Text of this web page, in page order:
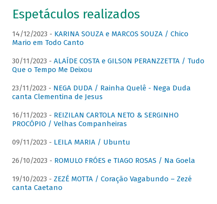
Espetáculos realizados
14/12/2023 - KARINA SOUZA e MARCOS SOUZA / Chico
Mario em Todo Canto
30/11/2023 - ALAÍDE COSTA e GILSON PERANZZETTA / Tudo
Que o Tempo Me Deixou
23/11/2023 - NEGA DUDA / Rainha Quelê - Nega Duda
canta Clementina de Jesus
16/11/2023 - REIZILAN CARTOLA NETO & SERGINHO
PROCÓPIO / Velhas Companheiras
09/11/2023 - LEILA MARIA / Ubuntu
26/10/2023 - ROMULO FRÓES e TIAGO ROSAS / Na Goela
19/10/2023 - ZEZÉ MOTTA / Coração Vagabundo – Zezé
canta Caetano